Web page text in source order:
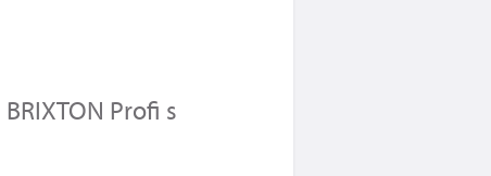
Profi s